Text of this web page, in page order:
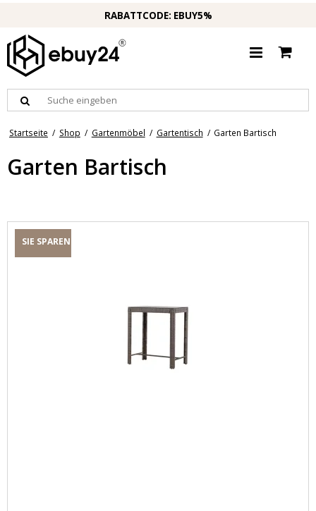
RABATTCODE: EBUY5%
Startseite / Shop / Gartenmöbel / Gartentisch / Garten Bartisch
Garten Bartisch
SIE SPAREN